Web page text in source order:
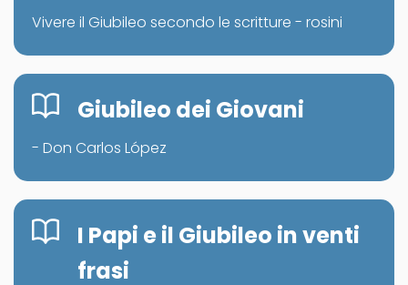
Vivere il Giubileo secondo le scritture - rosini
Giubileo dei Giovani
- Don Carlos López
I Papi e il Giubileo in venti
frasi